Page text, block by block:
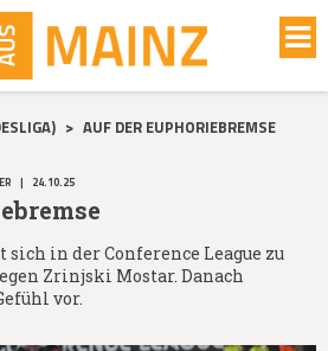
> AUF DER EUPHORIEBREMSE
| 24.10.25
sich in der Conference League zu
Zrinjski Mostar. Danach
vor.